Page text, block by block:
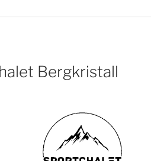
Bergkristall